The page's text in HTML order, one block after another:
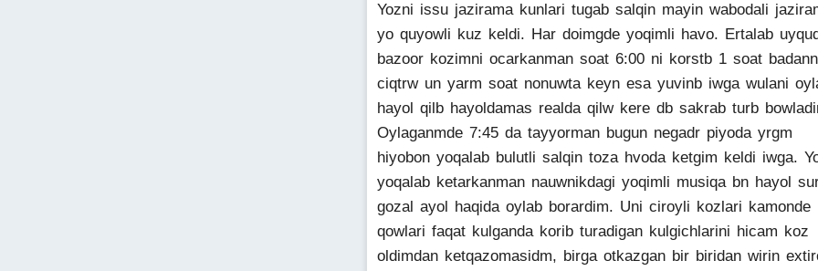
Yozni issu jazirama kunlari tugab salqin mayin wabodali
yo quyowli kuz keldi. Har doimgde yoqimli havo. Ertalab
bazoor kozimni ocarkanman soat 6:00 ni korstb 1 soat
ciqtrw un yarm soat nonuwta keyn esa yuvinb iwga wulani
hayol qilb hayoldamas realda qilw kere db sakrab turb
Oylaganmde 7:45 da tayyorman bugun negadr piyoda yrgm
hiyobon yoqalab bulutli salqin toza hvoda ketgim keldi iwga.
yoqalab ketarkanman nauwnikdagi yoqimli musiqa bn hayol
gozal ayol haqida oylab borardim. Uni ciroyli kozlari kamonde
qowlari faqat kulganda korib turadigan kulgichlarini hicam koz
oldimdan ketqazomasidm, birga otkazgan bir biridan wirin